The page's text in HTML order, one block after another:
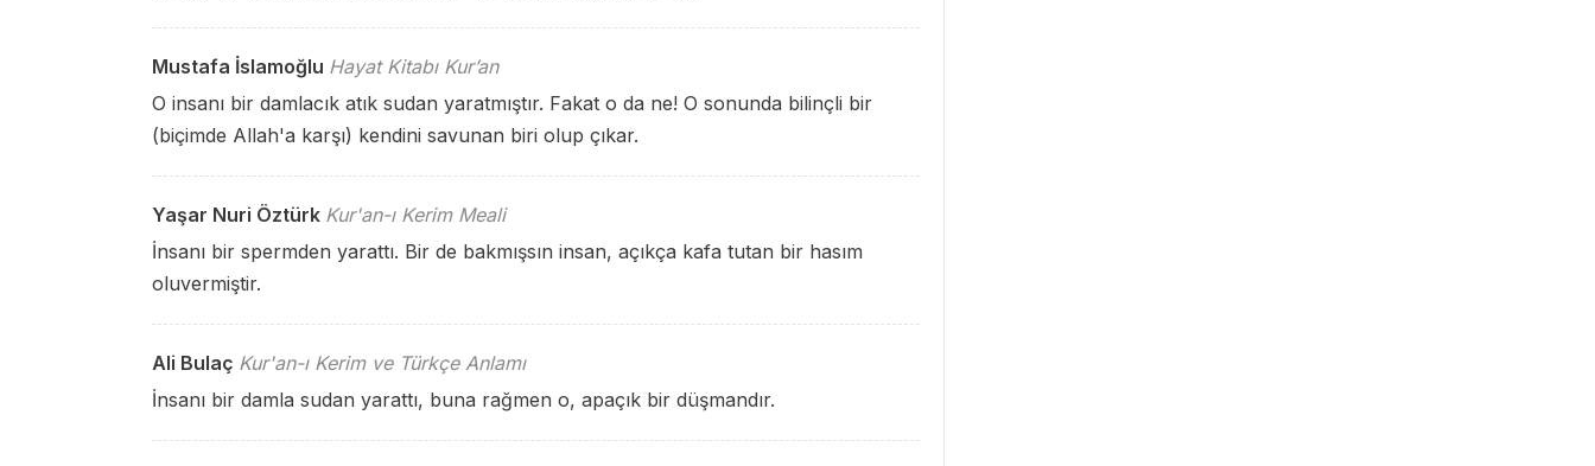
Mustafa İslamoğlu Hayat Kitabı Kur’an
O insanı bir damlacık atık sudan yaratmıştır. Fakat o da ne! O sonunda bilinçli bir
(biçimde Allah'a karşı) kendini savunan biri olup çıkar.
Yaşar Nuri Öztürk Kur'an-ı Kerim Meali
İnsanı bir spermden yarattı. Bir de bakmışsın insan, açıkça kafa tutan bir hasım
oluvermiştir.
Ali Bulaç Kur'an-ı Kerim ve Türkçe Anlamı
İnsanı bir damla sudan yarattı, buna rağmen o, apaçık bir düşmandır.